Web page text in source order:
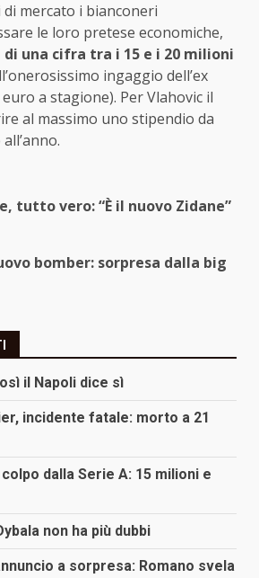
mercato i bianconeri
le loro pretese economiche,
una cifra tra i 15 e i 20 milioni
ingaggio dell’ex
a stagione). Per Vlahovic il
al massimo uno stipendio da
tutto vero: “È il nuovo Zidane”
bomber: sorpresa dalla big
il Napoli dice sì
incidente fatale: morto a 21
dalla Serie A: 15 milioni e
non ha più dubbi
a sorpresa: Romano svela